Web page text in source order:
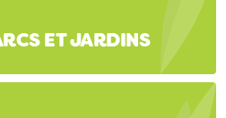
ET JARDINS